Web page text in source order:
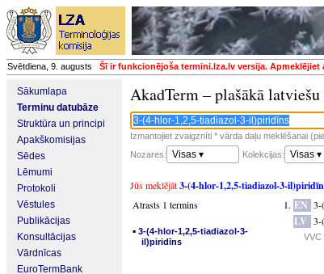
Svētdiena, 9. augusts Šī ir funkcionējoša termini.lza.lv versija. Apmeklējiet
Sākumlapa
Terminu datubāze
Struktūra un principi
Apakškomisijas
Sēdes
Lēmumi
Protokoli
Vēstules
Publikācijas
Konsultācijas
Vārdnīcas
EuroTermBank
AkadTerm – plašākā
Izmantojiet zvaigznīti * vārda daļu meklēšanai
Nozares:
Visas ▾ Kolekcijas: Visas ▾
Jūs meklējāt3-(4-hlor-1,2,5-tiadiazol-3-
Atrasts 1 termins
▪ 3-(4-hlor-1,2,5-tiadiazol-3-
il)piridīns
EN 3-
LV 3-
VVC